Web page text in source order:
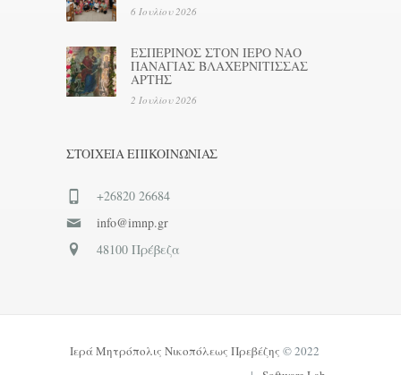
6 Ιουλίου 2026
ΕΣΠΕΡΙΝΟΣ ΣΤΟΝ ΙΕΡΟ ΝΑΟ
ΠΑΝΑΓΙΑΣ ΒΛΑΧΕΡΝΙΤΙΣΣΑΣ
ΑΡΤΗΣ
2 Ιουλίου 2026
ΣΤΟΙΧΕΊΑ ΕΠΙΚΟΙΝΩΝΊΑΣ
+26820 26684
info@imnp.gr
48100 Πρέβεζα
Ιερά Μητρόπολις Νικοπόλεως Πρεβέζης © 2022